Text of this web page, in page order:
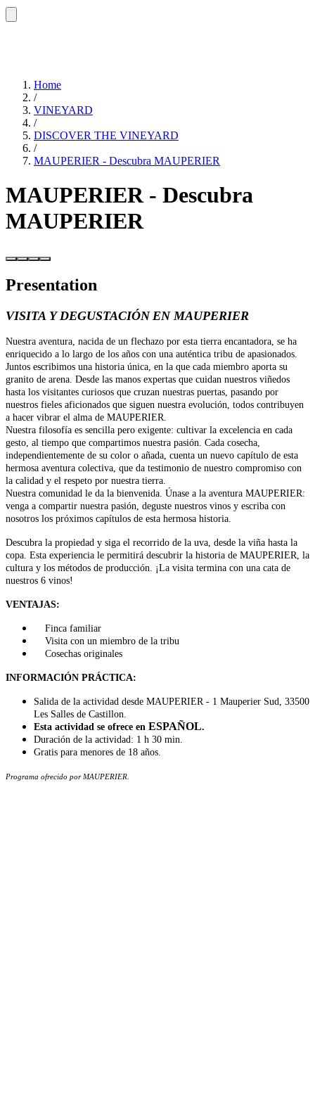
Home
/
VINEYARD
/
DISCOVER THE VINEYARD
/
MAUPERIER - Descubra MAUPERIER
MAUPERIER - Descubra
MAUPERIER
Presentation
VISITA Y DEGUSTACIÓN EN MAUPERIER
Nuestra aventura, nacida de un flechazo por esta tierra encantadora, se ha
enriquecido a lo largo de los años con una auténtica tribu de apasionados.
Juntos escribimos una historia única, en la que cada miembro aporta su
granito de arena. Desde las manos expertas que cuidan nuestros viñedos
hasta los visitantes curiosos que cruzan nuestras puertas, pasando por
nuestros fieles aficionados que siguen nuestra evolución, todos contribuyen
a hacer vibrar el alma de MAUPERIER.
Nuestra filosofía es sencilla pero exigente: cultivar la excelencia en cada
gesto, al tiempo que compartimos nuestra pasión. Cada cosecha,
independientemente de su color o añada, cuenta un nuevo capítulo de esta
hermosa aventura colectiva, que da testimonio de nuestro compromiso con
la calidad y el respeto por nuestra tierra.
Nuestra comunidad le da la bienvenida. Únase a la aventura MAUPERIER:
venga a compartir nuestra pasión, deguste nuestros vinos y escriba con
nosotros los próximos capítulos de esta hermosa historia.
Descubra la propiedad y siga el recorrido de la uva, desde la viña hasta la
copa. Esta experiencia le permitirá descubrir la historia de MAUPERIER, la
cultura y los métodos de producción. ¡La visita termina con una cata de
nuestros 6 vinos!
VENTAJAS:
Finca familiar
Visita con un miembro de la tribu
Cosechas originales
INFORMACIÓN PRÁCTICA:
Salida de la actividad desde MAUPERIER - 1 Mauperier Sud, 33500
Les Salles de Castillon.
Esta actividad se ofrece en ESPAÑOL.
Duración de la actividad: 1 h 30 min.
Gratis para menores de 18 años.
Programa ofrecido por MAUPERIER.